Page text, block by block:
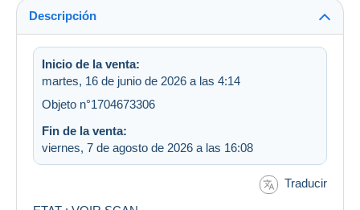
Descripción
Inicio de la venta:
martes, 16 de junio de 2026 a las 4:14
Objeto n°1704673306
Fin de la venta:
viernes, 7 de agosto de 2026 a las 16:08
Traducir